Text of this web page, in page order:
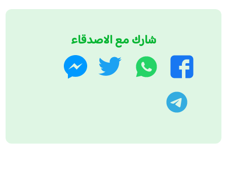
شارك مع الاصدقاء
فيسبوك
واتساب تويتر